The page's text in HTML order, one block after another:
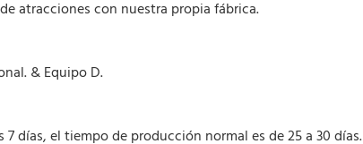
atracciones con nuestra propia fábrica.
& Equipo D.
días, el tiempo de producción normal es de 25 a 30 días.